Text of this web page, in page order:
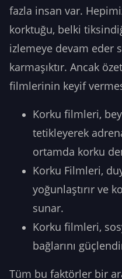
fazla insan var.
korktuğu, belki
izlemeye devam eder
karmaşıktır. Ancak
filmlerinin keyif
Korku filmleri,
tetikleyerek
ortamda korku
Korku Filmleri,
yoğunlaştırır ve
sunar.
Korku filmleri,
bağlarını
Tüm bu faktörler bir